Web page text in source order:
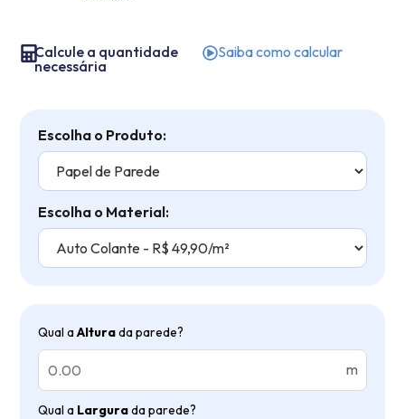
Calcule a quantidade
necessária
Saiba como calcular
Escolha o Produto:
Escolha o Material:
Qual aAlturada parede?
m
Qual a Largurada parede?